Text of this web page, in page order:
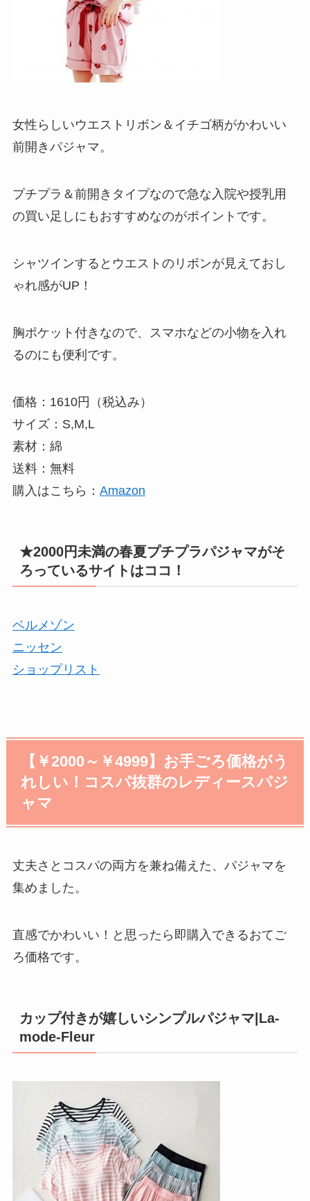
女性らしいウエストリボン＆イチゴ柄がかわいい
前開きパジャマ。
プチプラ＆前開きタイプなので急な入院や授乳用
の買い足しにもおすすめなのがポイントです。
シャツインするとウエストのリボンが見えておし
ゃれ感がUP！
胸ポケット付きなので、スマホなどの小物を入れ
るのにも便利です。
価格：1610円（税込み）
サイズ：S,M,L
素材：綿
送料：無料
購入はこちら： Amazon
★2000円未満の春夏プチプラパジャマがそ
ろっているサイトはココ！
ベルメゾン
ニッセン
ショップリスト
【￥2000～￥4999】お手ごろ価格がう
れしい！コスパ抜群のレディースパジ
ャマ
丈夫さとコスパの両方を兼ね備えた、パジャマを
集めました。
直感でかわいい！と思ったら即購入できるおてご
ろ価格です。
カップ付きが嬉しいシンプルパジャマ|La-
mode-Fleur